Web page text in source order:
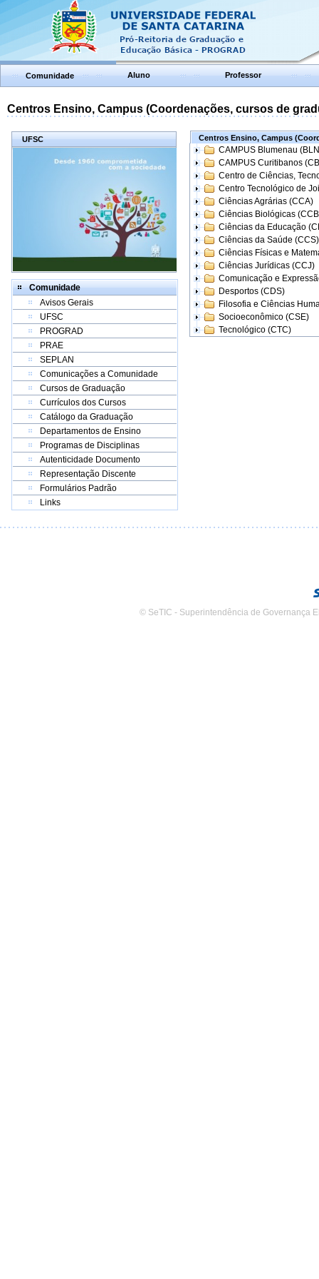
Comunidade Aluno Professor
Centros Ensino, Campus (Coordenações, cursos de
UFSC
Comunidade
Avisos Gerais
UFSC
PROGRAD
PRAE
SEPLAN
Comunicações a Comunidade
Cursos de Graduação
Currículos dos Cursos
Catálogo da Graduação
Departamentos de Ensino
Programas de Disciplinas
Autenticidade Documento
Representação Discente
Formulários Padrão
Links
Centros Ensino, Campus
CAMPUS Blumenau
CAMPUS Curitibanos
Centro de Ciências,
Centro Tecnológico de
Ciências Agrárias (CCA)
Ciências Biológicas
Ciências da Educação
Ciências da Saúde (CCS)
Ciências Físicas e
Ciências Jurídicas (CCJ)
Comunicação e
Desportos (CDS)
Filosofia e Ciências
Socioeconômico (CSE)
Tecnológico (CTC)
© SeTIC - Superintendência de Governança